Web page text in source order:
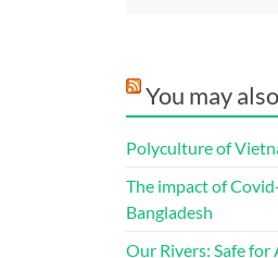
You may
Polyculture of
The impact of
Bangladesh
Our Rivers: Safe for